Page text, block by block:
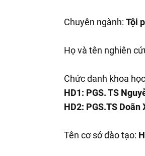
Chuyên ngành: Tội
Họ và tên nghiên
Chức danh khoa
HD1: PGS. TS
HD2: PGS.TS Doãn
Tên cơ sở đào tạo: